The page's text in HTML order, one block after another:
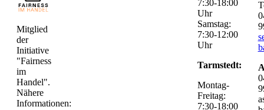
Mitglied
der
Initiative
"Fairness
im
Handel".
Nähere
Informationen:
7:30-18:00
Uhr
Samstag:
7:30-12:00
Uhr
Tarmstedt:
Montag-
Freitag:
7:30-18:00